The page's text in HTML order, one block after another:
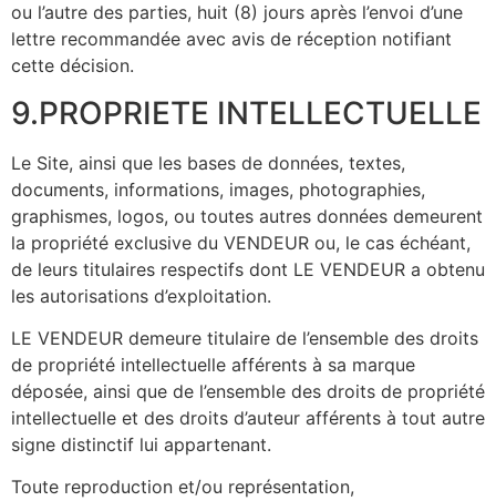
ou l’autre des parties, huit (8) jours après l’envoi d’une
lettre recommandée avec avis de réception notifiant
cette décision.
9.PROPRIETE INTELLECTUELLE
Le Site, ainsi que les bases de données, textes,
documents, informations, images, photographies,
graphismes, logos, ou toutes autres données demeurent
la propriété exclusive du VENDEUR ou, le cas échéant,
de leurs titulaires respectifs dont LE VENDEUR a obtenu
les autorisations d’exploitation.
LE VENDEUR demeure titulaire de l’ensemble des droits
de propriété intellectuelle afférents à sa marque
déposée, ainsi que de l’ensemble des droits de propriété
intellectuelle et des droits d’auteur afférents à tout autre
signe distinctif lui appartenant.
Toute reproduction et/ou représentation,